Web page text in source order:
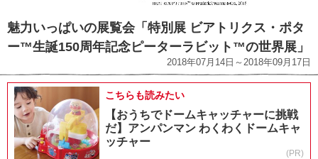
魅力いっぱいの展覧会「特別展 ビアトリクス・ポタ
ー™生誕150周年記念ピーターラビット™の世界展」
2018年07月14日～2018年09月17日
こちらも読みたい
【おうちでドームキャッチャーに挑戦
だ】アンパンマン わくわくドームキャ
ッチャー
(PR)